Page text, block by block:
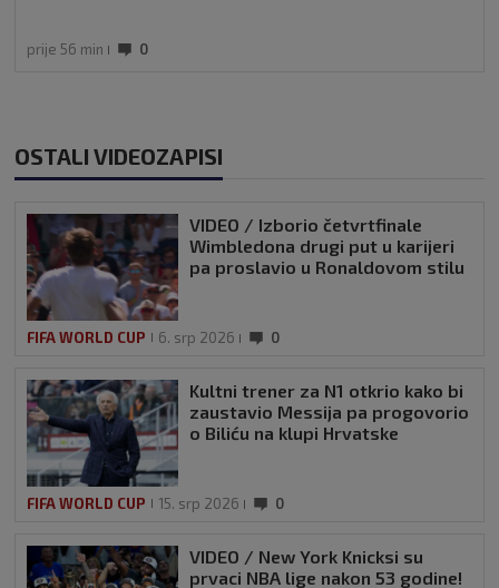
prije 56 min 0
OSTALI VIDEOZAPISI
VIDEO / Izborio četvrtfinale
Wimbledona drugi put u karijeri
pa proslavio u Ronaldovom stilu
FIFA WORLD CUP 6. srp 2026 0
Kultni trener za N1 otkrio kako bi
zaustavio Messija pa progovorio
o Biliću na klupi Hrvatske
FIFA WORLD CUP 15. srp 2026 0
VIDEO / New York Knicksi su
prvaci NBA lige nakon 53 godine!